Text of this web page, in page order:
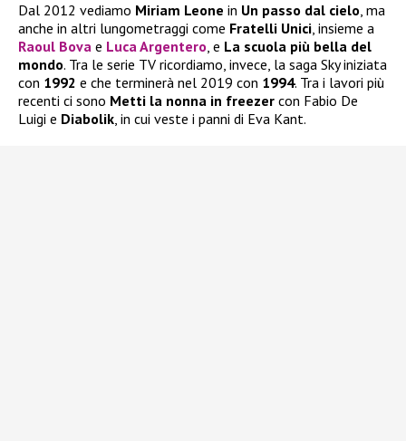
Dal 2012 vediamo Miriam Leone in Un passo dal cielo, ma
anche in altri lungometraggi come Fratelli Unici, insieme a
Raoul Bova e Luca Argentero, e La scuola più bella del
mondo. Tra le serie TV ricordiamo, invece, la saga Sky iniziata
con 1992 e che terminerà nel 2019 con 1994. Tra i lavori più
recenti ci sono Metti la nonna in freezer con Fabio De
Luigi e Diabolik, in cui veste i panni di Eva Kant.